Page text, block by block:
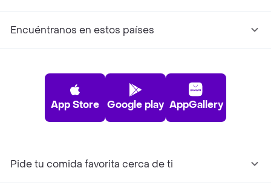
Encuéntranos en estos países
App Store Google play AppGallery
Pide tu comida favorita cerca de ti